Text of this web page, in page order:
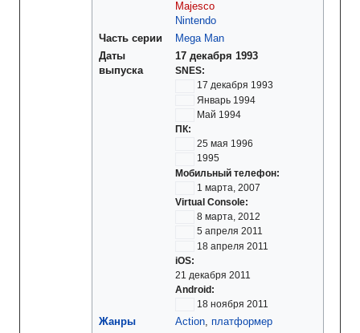
Majesco
Nintendo
Часть серии
Mega Man
Даты
выпуска
17 декабря 1993
SNES:
17 декабря 1993
Январь 1994
Май 1994
ПК:
25 мая 1996
1995
Мобильный телефон:
1 марта, 2007
Virtual Console:
8 марта, 2012
5 апреля 2011
18 апреля 2011
iOS:
21 декабря 2011
Android:
18 ноября 2011
Жанры
Action, платформер